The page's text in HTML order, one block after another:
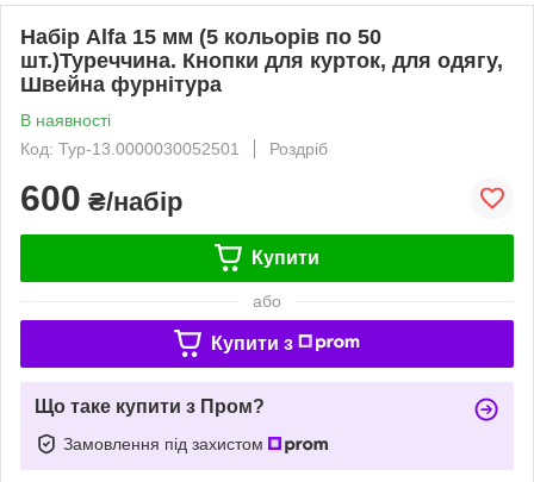
Набір Alfa 15 мм (5 кольорів по 50
шт.)Туреччина. Кнопки для курток, для одягу,
Швейна фурнітура
В наявності
Код: Тур-13.0000030052501
Роздріб
600 ₴/набір
Купити
або
Купити з
Що таке купити з Пром?
Замовлення під захистом